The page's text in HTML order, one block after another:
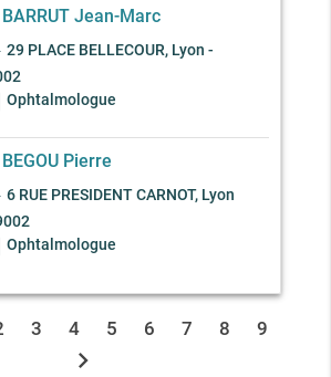
BARRUT Jean-Marc
29 PLACE BELLECOUR, Lyon -
Ophtalmologue
BEGOU Pierre
6 RUE PRESIDENT CARNOT, Lyon
Ophtalmologue
3 4 5 6 7 8 9
chevron_right